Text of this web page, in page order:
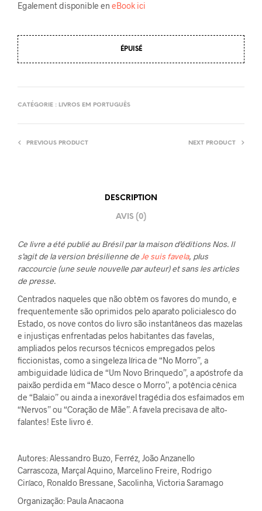
Egalement disponible en eBook ici
ÉPUISÉ
CATÉGORIE : LIVROS EM PORTUGUÊS
PREVIOUS PRODUCT NEXT PRODUCT
DESCRIPTION
AVIS (0)
Ce livre a été publié au Brésil par la maison d’éditions Nos. Il
s’agit de la version brésilienne de Je suis favela, plus
raccourcie (une seule nouvelle par auteur) et sans les articles
de presse.
Centrados naqueles que não obtêm os favores do mundo, e
frequentemente são oprimidos pelo aparato policialesco do
Estado, os nove contos do livro são instantâneos das mazelas
e injustiças enfrentadas pelos habitantes das favelas,
ampliados pelos recursos técnicos empregados pelos
ficcionistas, como a singeleza lírica de “No Morro”, a
ambiguidade lúdica de “Um Novo Brinquedo”, a apóstrofe da
paixão perdida em “Maco desce o Morro”, a potência cênica
de “Balaio” ou ainda a inexorável tragédia dos esfaimados em
“Nervos” ou “Coração de Mãe”. A favela precisava de alto-
falantes! Este livro é.
Autores: Alessandro Buzo Ferréz João Anzanello
Carrascoza Marçal Aquino Marcelino Freire Rodrigo
Ciríaco Ronaldo Bressane Sacolinha Victoria Saramago
Organização: Paula Anacaona